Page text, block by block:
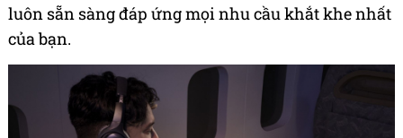
luôn sẵn sàng đáp ứng mọi nhu cầu khắt khe nhất
của bạn.